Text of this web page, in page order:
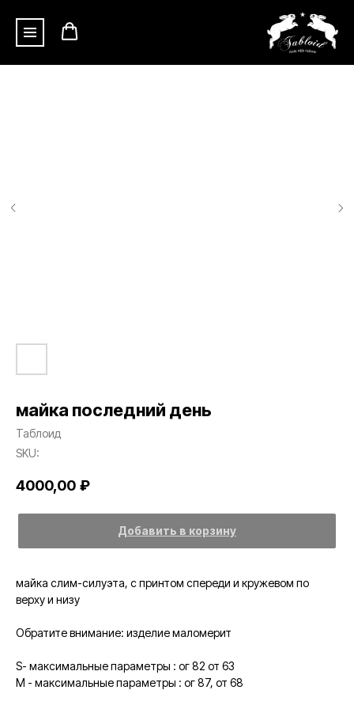
майка последний день
Таблоид
SKU:
4000,00 ₽
Добавить в корзину
майка слим-силуэта, с принтом спереди и кружевом по
верху и низу
Обратите внимание: изделие маломерит
S- максимальные параметры : ог 82 от 63
M - максимальные параметры : ог 87, от 68